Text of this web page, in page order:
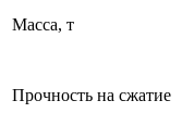
Масса, т
Прочность на сжатие